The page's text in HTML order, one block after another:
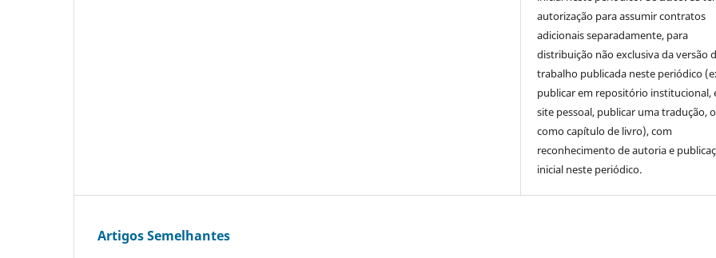
autorização para assumir contratos
adicionais separadamente, para
distribuição não exclusiva da versão
trabalho publicada neste periódico
publicar em repositório institucional,
site pessoal, publicar uma tradução,
como capítulo de livro), com
reconhecimento de autoria e
inicial neste periódico.
Artigos Semelhantes